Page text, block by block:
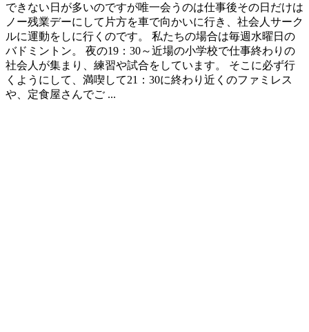
できない日が多いのですが唯一会うのは仕事後その日だけは
ノー残業デーにして片方を車で向かいに行き、社会人サーク
ルに運動をしに行くのです。 私たちの場合は毎週水曜日の
バドミントン。 夜の19：30～近場の小学校で仕事終わりの
社会人が集まり、練習や試合をしています。 そこに必ず行
くようにして、満喫して21：30に終わり近くのファミレス
や、定食屋さんでご ...